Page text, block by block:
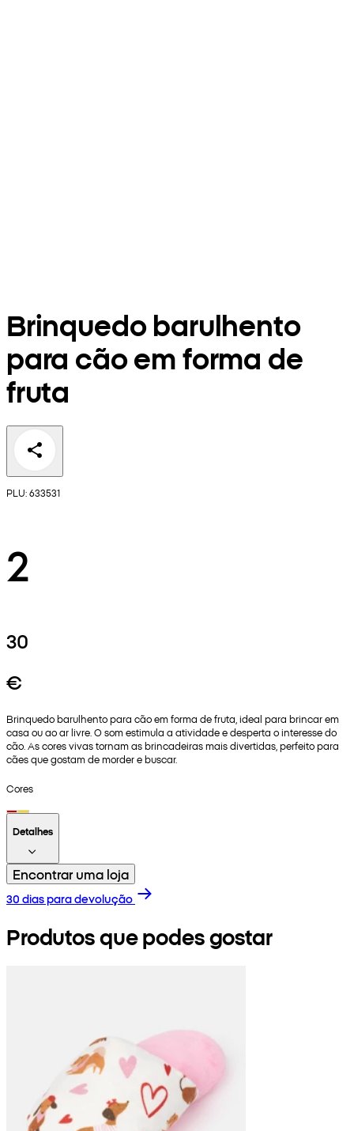
Brinquedo barulhento
para cão em forma de
fruta
PLU: 633531
2
30
€
Brinquedo barulhento para cão em forma de fruta, ideal para brincar em
casa ou ao ar livre. O som estimula a atividade e desperta o interesse do
cão. As cores vivas tornam as brincadeiras mais divertidas, perfeito para
cães que gostam de morder e buscar.
Cores
Detalhes
Encontrar uma loja
30 dias para devolução
Produtos que podes gostar